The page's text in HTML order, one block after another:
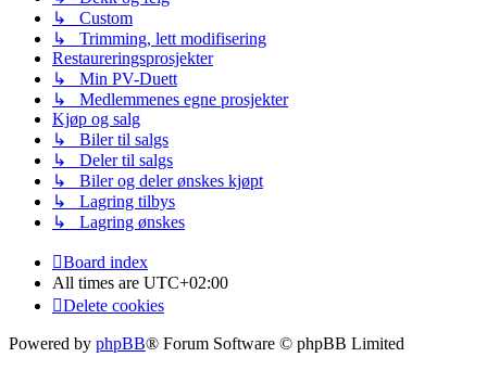
↳ Custom
↳ Trimming, lett modifisering
Restaureringsprosjekter
↳ Min PV-Duett
↳ Medlemmenes egne prosjekter
Kjøp og salg
↳ Biler til salgs
↳ Deler til salgs
↳ Biler og deler ønskes kjøpt
↳ Lagring tilbys
↳ Lagring ønskes
Board index
All times are UTC+02:00
Delete cookies
Powered by phpBB® Forum Software © phpBB Limited